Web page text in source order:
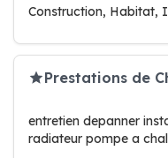
Construction, Habitat,
Prestations de
entretien depanner
radiateur pompe a